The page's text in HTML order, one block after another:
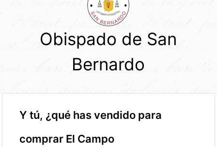
Obispado de San
Bernardo
Y tú, ¿qué has vendido para
comprar El Campo